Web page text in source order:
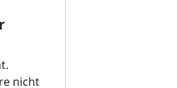
nicht